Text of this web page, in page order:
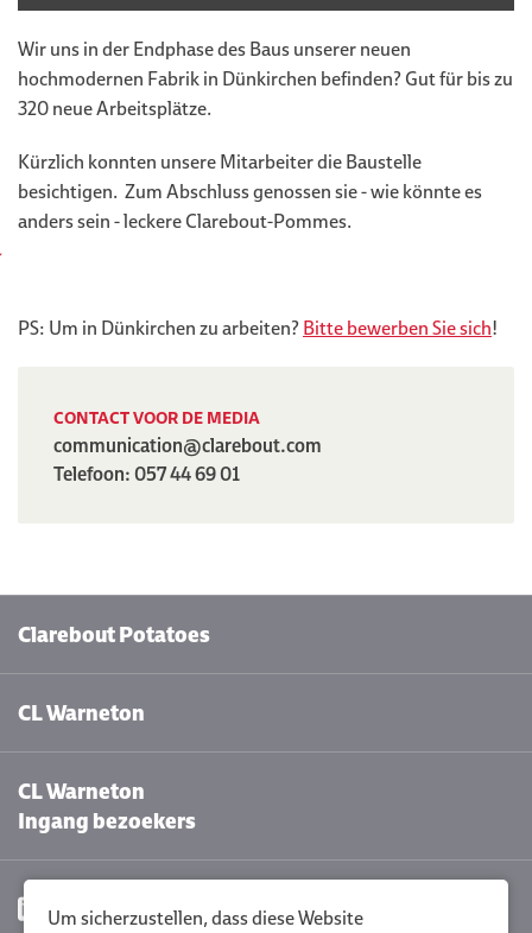
Wir uns in der Endphase des Baus unserer neuen
hochmodernen Fabrik in Dünkirchen befinden? Gut für bis zu
320 neue Arbeitsplätze.
Kürzlich konnten unsere Mitarbeiter die Baustelle
besichtigen. Zum Abschluss genossen sie - wie könnte es
anders sein - leckere Clarebout-Pommes.
PS: Um in Dünkirchen zu arbeiten?Bitte bewerben Sie sich!
CONTACT VOOR DE MEDIA
communication@clarebout.com
Telefoon: 057 44 69 01
Clarebout Potatoes
CL Warneton
CL Warneton
Ingang bezoekers
Um sicherzustellen, dass diese Website